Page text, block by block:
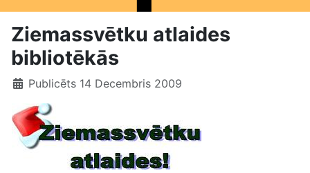
Ziemassvētku atlaides
bibliotēkās
Publicēts 14 Decembris 2009